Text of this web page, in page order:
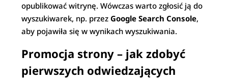
opublikować witrynę. Wówczas warto zgłosić ją do
wyszukiwarek, np. przezGoogle Search Console,
aby pojawiła się w wynikach wyszukiwania.
Promocja strony – jak zdobyć
pierwszych odwiedzających